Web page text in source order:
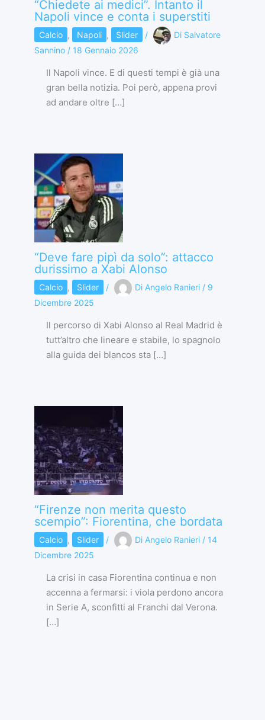
“Chiedete ai medici”. Intanto il
Napoli vince e conta i superstiti
Calcio , Napoli , Slider / Di Salvatore
Sannino / 18 Gennaio 2026
Il Napoli vince. E di questi tempi è già una
gran bella notizia. Poi però, appena provi
ad andare oltre […]
“Deve fare pipì da solo”: attacco
durissimo a Xabi Alonso
Calcio , Slider / Di Angelo Ranieri / 9
Dicembre 2025
Il percorso di Xabi Alonso al Real Madrid è
tutt’altro che lineare e stabile, lo spagnolo
alla guida dei blancos sta […]
“Firenze non merita questo
scempio”: Fiorentina, che bordata
Calcio , Slider / Di Angelo Ranieri / 14
Dicembre 2025
La crisi in casa Fiorentina continua e non
accenna a fermarsi: i viola perdono ancora
in Serie A, sconfitti al Franchi dal Verona.
[…]